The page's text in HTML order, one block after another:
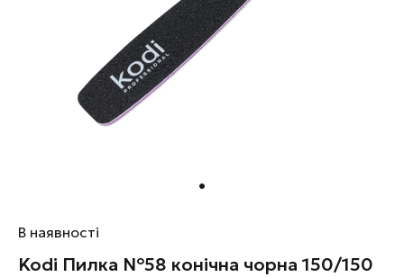
В наявності
Kodi Пилка №58 конічна чорна 150/150